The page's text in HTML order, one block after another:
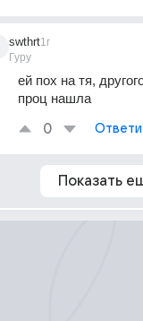
swthrt
Гуру
1г
ей пoх на тя,
проц нашла
0
Показать